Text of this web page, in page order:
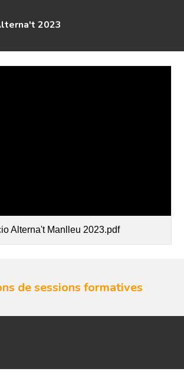
2023
Alterna't Manlleu 2023.pdf
de sessions formatives